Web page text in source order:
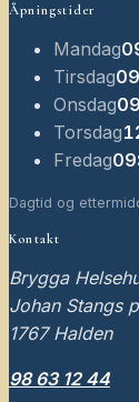
Åpningstider
Mandag
Tirsdag
Onsdag
Torsdag
Fredag
Dagtid og
Kontakt
Brygga
Johan Stangs
1767 Halden
98 63 12 44